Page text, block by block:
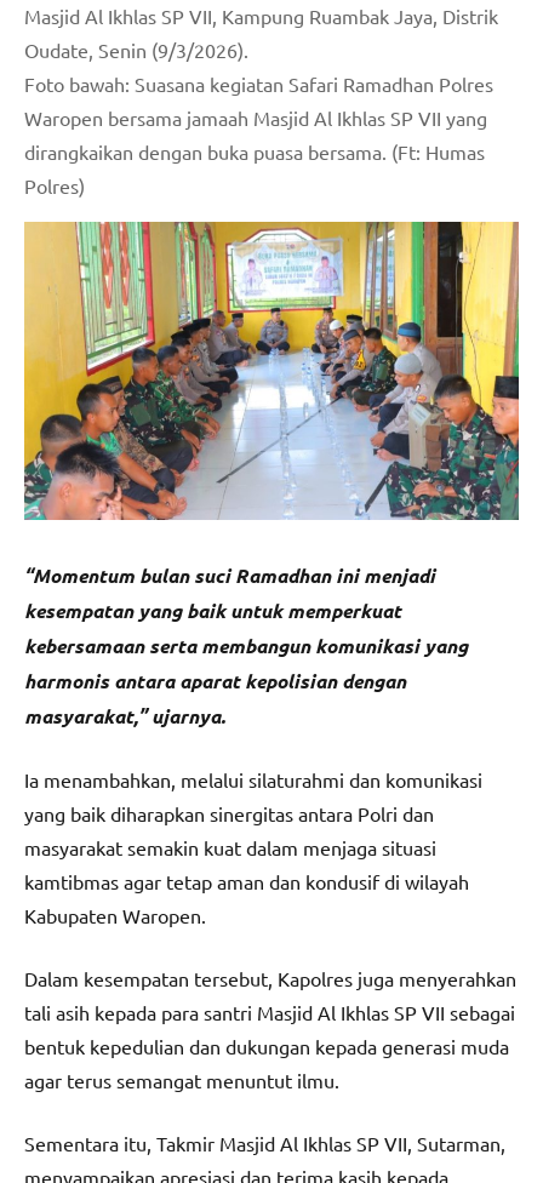
Masjid Al Ikhlas SP VII, Kampung Ruambak Jaya, Distrik
Oudate, Senin (9/3/2026).
Foto bawah: Suasana kegiatan Safari Ramadhan Polres
Waropen bersama jamaah Masjid Al Ikhlas SP VII yang
dirangkaikan dengan buka puasa bersama. (Ft: Humas
Polres)
“Momentum bulan suci Ramadhan ini menjadi
kesempatan yang baik untuk memperkuat
kebersamaan serta membangun komunikasi yang
harmonis antara aparat kepolisian dengan
masyarakat,” ujarnya.
Ia menambahkan, melalui silaturahmi dan komunikasi
yang baik diharapkan sinergitas antara Polri dan
masyarakat semakin kuat dalam menjaga situasi
kamtibmas agar tetap aman dan kondusif di wilayah
Kabupaten Waropen.
Dalam kesempatan tersebut, Kapolres juga menyerahkan
tali asih kepada para santri Masjid Al Ikhlas SP VII sebagai
bentuk kepedulian dan dukungan kepada generasi muda
agar terus semangat menuntut ilmu.
Sementara itu, Takmir Masjid Al Ikhlas SP VII, Sutarman,
menyampaikan apresiasi dan terima kasih kepada